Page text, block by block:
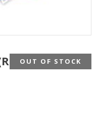
ASIA/ENG)
OUT OF STOCK